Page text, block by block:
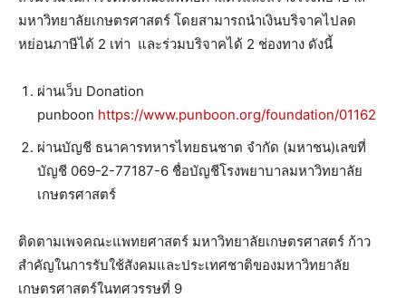
มหาวิทยาลัยเกษตรศาสตร์ โดยสามารถนำเงินบริจาคไปลด
หย่อนภาษีได้ 2 เท่า และร่วมบริจาคได้ 2 ช่องทาง ดังนี้
ผ่านเว็บ Donation
punboon https://www.punboon.org/foundation/01162
ผ่านบัญชี ธนาคารทหารไทยธนชาต จำกัด (มหาชน)เลขที่
บัญชี 069-2-77187-6 ชื่อบัญชีโรงพยาบาลมหาวิทยาลัย
เกษตรศาสตร์
ติดตามเพจคณะแพทยศาสตร์ มหาวิทยาลัยเกษตรศาสตร์ ก้าว
สำคัญในการรับใช้สังคมและประเทศชาติของมหาวิทยาลัย
เกษตรศาสตร์ในทศวรรษที่ 9